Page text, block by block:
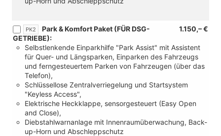
PK2 1.150,– €
Park & Komfort Paket (FÜR DSG-
GETRIEBE):
Selbstlenkende Einparkhilfe "Park Assist" mit Assistent
für Quer- und Längsparken, Einparken des Fahrzeugs
und ferngesteuertem Parken von Fahrzeugen (über das
Telefon),
Schlüssellose Zentralverriegelung und Startsystem
"Keyless Access",
Elektrische Heckklappe, sensorgesteuert (Easy Open
and Close),
Diebstahlwarnanlage mit Innenraumüberwachung, Back-
up-Horn und Abschleppschutz